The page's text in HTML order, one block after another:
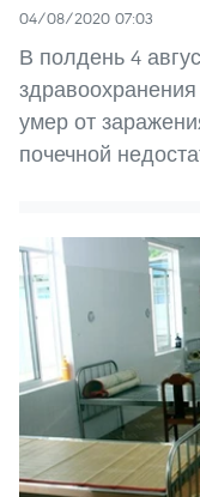
04/08/2020 07:03
В полдень 4
умер от
почечной